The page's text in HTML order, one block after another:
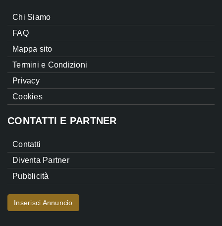
Chi Siamo
FAQ
Mappa sito
Termini e Condizioni
Privacy
Cookies
CONTATTI E PARTNER
Contatti
Diventa Partner
Pubblicità
Inserisci Annuncio